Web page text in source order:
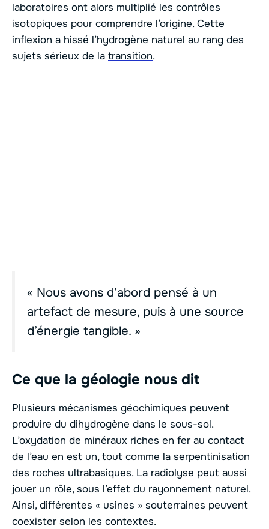
laboratoires ont alors multiplié les contrôles
isotopiques pour comprendre l’origine. Cette
inflexion a hissé l’hydrogène naturel au rang des
sujets sérieux de la transition.
« Nous avons d’abord pensé à un
artefact de mesure, puis à une source
d’énergie tangible. »
Ce que la géologie nous dit
Plusieurs mécanismes géochimiques peuvent
produire du dihydrogène dans le sous-sol.
L’oxydation de minéraux riches en fer au contact
de l’eau en est un, tout comme la serpentinisation
des roches ultrabasiques. La radiolyse peut aussi
jouer un rôle, sous l’effet du rayonnement naturel.
Ainsi, différentes « usines » souterraines peuvent
coexister selon les contextes.